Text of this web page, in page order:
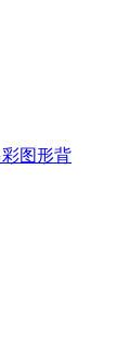
图形背